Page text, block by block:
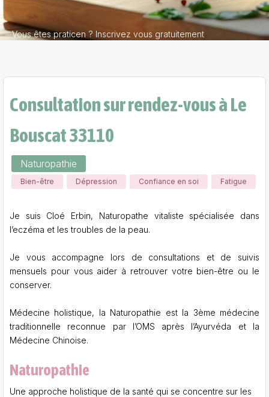
Vous êtes praticen ? Inscrivez vous gratuitement
Consultation sur rendez-vous à Le
Bouscat 33110
Naturopathie
Bien-être Dépression Confiance en soi Fatigue
Je suis Cloé Erbin, Naturopathe vitaliste spécialisée dans
l’eczéma et les troubles de la peau.
Je vous accompagne lors de consultations et de suivis
mensuels pour vous aider à retrouver votre bien-être ou le
conserver.
Médecine holistique, la Naturopathie est la 3ème médecine
traditionnelle reconnue par l’OMS après l’Ayurvéda et la
Médecine Chinoise.
Naturopathie
Une approche holistique de la santé qui se concentre sur les